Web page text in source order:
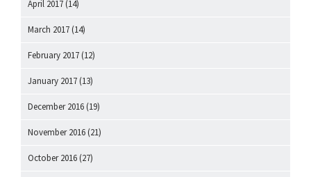
April 2017 (14)
March 2017 (14)
February 2017 (12)
January 2017 (13)
December 2016 (19)
November 2016 (21)
October 2016 (27)